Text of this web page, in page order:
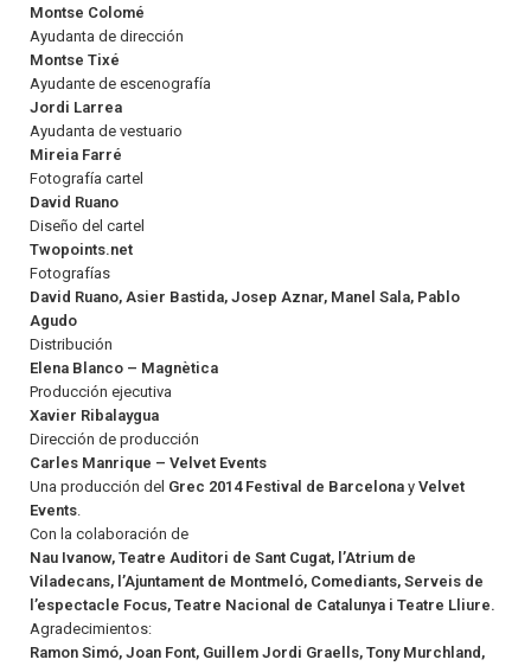
Montse Colomé
Ayudanta de dirección
Montse Tixé
Ayudante de escenografía
Jordi Larrea
Ayudanta de vestuario
Mireia Farré
Fotografía cartel
David Ruano
Diseño del cartel
Twopoints.net
Fotografías
David Ruano, Asier Bastida, Josep Aznar, Manel Sala, Pablo
Agudo
Distribución
Elena Blanco – Magnètica
Producción ejecutiva
Xavier Ribalaygua
Dirección de producción
Carles Manrique – Velvet Events
Una producción del Grec 2014 Festival de Barcelona y Velvet
Events.
Con la colaboración de
Nau Ivanow, Teatre Auditori de Sant Cugat, l’Atrium de
Viladecans, l’Ajuntament de Montmeló, Comediants, Serveis de
l’espectacle Focus, Teatre Nacional de Catalunya i Teatre Lliure.
Agradecimientos:
Ramon Simó, Joan Font, Guillem Jordi Graells, Tony Murchland,